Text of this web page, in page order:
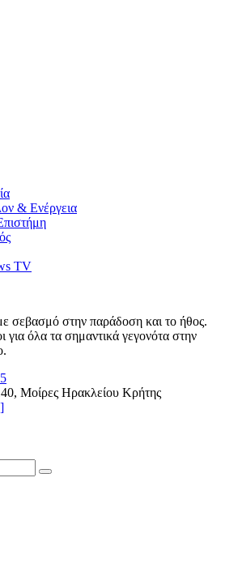
& Ενέργεια
TV
σεβασμό στην παράδοση και το ήθος.
για όλα τα σημαντικά γεγονότα στην
Μοίρες Ηρακλείου Κρήτης